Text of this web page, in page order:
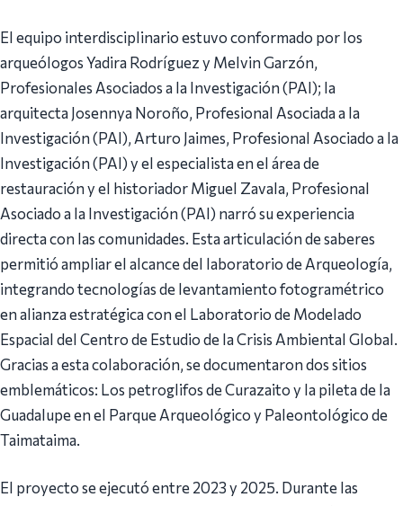
El equipo interdisciplinario estuvo conformado por los
arqueólogos Yadira Rodríguez y Melvin Garzón,
Profesionales Asociados a la Investigación (PAI); la
arquitecta Josennya Noroño, Profesional Asociada a la
Investigación (PAI), Arturo Jaimes, Profesional Asociado a la
Investigación (PAI) y el especialista en el área de
restauración y el historiador Miguel Zavala, Profesional
Asociado a la Investigación (PAI) narró su experiencia
directa con las comunidades. Esta articulación de saberes
permitió ampliar el alcance del laboratorio de Arqueología,
integrando tecnologías de levantamiento fotogramétrico
en alianza estratégica con el Laboratorio de Modelado
Espacial del Centro de Estudio de la Crisis Ambiental Global.
Gracias a esta colaboración, se documentaron dos sitios
emblemáticos: Los petroglifos de Curazaito y la pileta de la
Guadalupe en el Parque Arqueológico y Paleontológico de
Taimataima.
El proyecto se ejecutó entre 2023 y 2025. Durante las